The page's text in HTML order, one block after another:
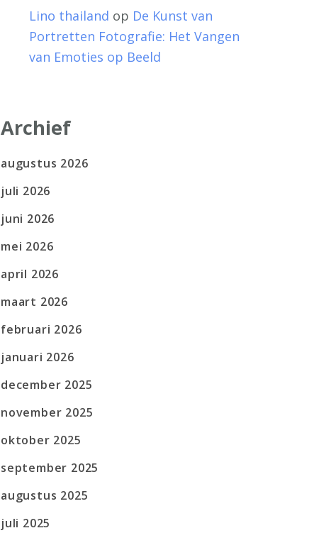
Lino thailand op De Kunst van
Portretten Fotografie: Het Vangen
van Emoties op Beeld
Archief
augustus 2026
juli 2026
juni 2026
mei 2026
april 2026
maart 2026
februari 2026
januari 2026
december 2025
november 2025
oktober 2025
september 2025
augustus 2025
juli 2025